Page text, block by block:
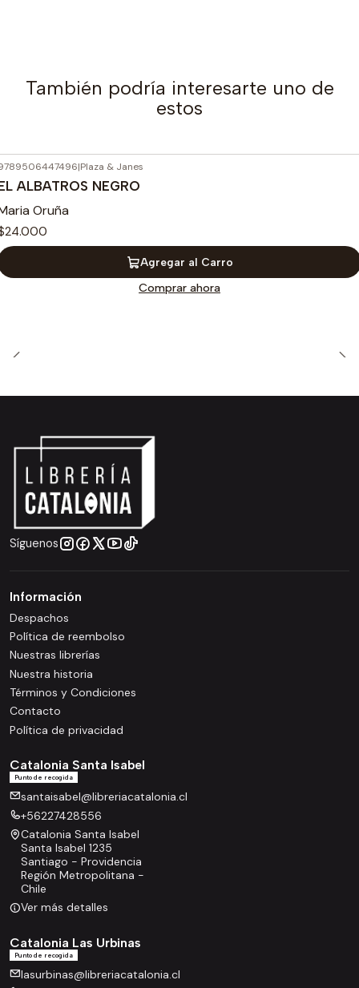
También podría interesarte uno de
estos
|Plaza & Janes
ALBATROS NEGRO
Oruña
Agregar al Carro
Comprar ahora
Síguenos
Información
Despachos
Política de reembolso
Nuestras librerías
Nuestra historia
Términos y Condiciones
Contacto
Política de privacidad
Catalonia Santa Isabel
Punto de recogida
santaisabel@libreriacatalonia.cl
+56227428556
Catalonia Santa Isabel
Santa Isabel 1235
Santiago - Providencia
Región Metropolitana -
Chile
Ver más detalles
Catalonia Las Urbinas
Punto de recogida
lasurbinas@libreriacatalonia.cl